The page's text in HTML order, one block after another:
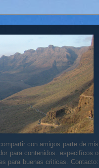
con amigos parte de mis
para contenidos. especifícos o
para buenas criticas. Contacto: